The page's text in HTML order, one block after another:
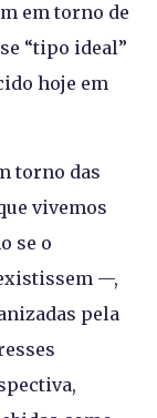
em torno de
“tipo ideal”
hoje em
torno das
vivemos
se o
—,
pela